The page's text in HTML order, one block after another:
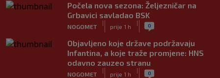
Počela nova sezona: Željezničar na
Grbavici savladao BSK
NOGOMET
|
prije 1 h
| 0
Objavljeno koje države podržavaju
Infantina, a koje traže promjene: HNS
odavno zauzeo stranu
NOGOMET
|
prije 1 h
| 0